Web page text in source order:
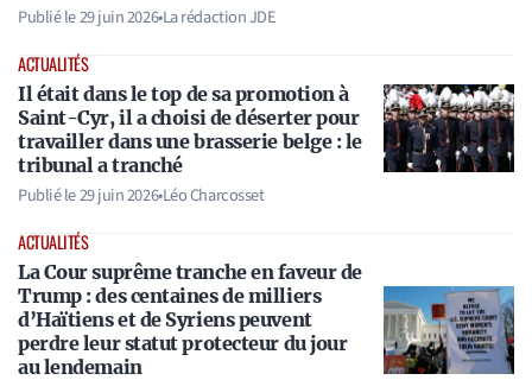
Publié le29 juin 2026•La rédaction JDE
ACTUALITÉS
Il était dans le top de sa promotion à
Saint-Cyr, il a choisi de déserter pour
travailler dans une brasserie belge : le
tribunal a tranché
Publié le29 juin 2026•Léo Charcosset
ACTUALITÉS
La Cour suprême tranche en faveur de
Trump : des centaines de milliers
d’Haïtiens et de Syriens peuvent
perdre leur statut protecteur du jour
au lendemain